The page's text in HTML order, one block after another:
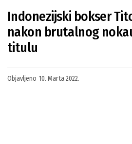
Indonezijski bokser
nakon brutalnog
titulu
Objavljeno 10. Marta 2022.